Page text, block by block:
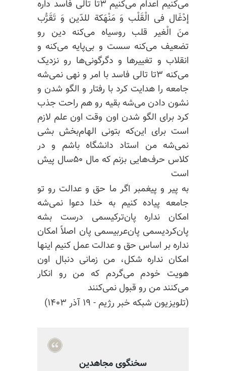
می‌کنیم اعدام می‌کنیم ۳تا تالی فاسد داره
إدْغَال فی الْقَلْب وَ مَنْهَکة للدّین وَ تَقَرُّب
منَ الْغیر قلب روسیاه می‌کنه دین رو
تضعیف می‌کنه سست و بی‌پایه می‌کنه و
انقلاب و تغییرها و دگرگونی‌ها رو نزدیک
می‌کنه ۳تا تالی فاسد با امر و نهی نمی‌شه
جامعه را هدایت کرد با رفتار و الگو شدن و
نشون دادن می‌شه بقیه رو هم راحت جذب
کرد برای الگو شدن اون وقت اون علم لازم
است برای این‌که بتونی الهام‌بخش بشی
نمی‌شه من استاد دانشگاه باشم و در
کلاس حرف‌هایی بزنم که مال ۵۰سال پیش
است
به پیر و پیغمبر اگر ما حق و عدالت رو تو
جامعه پیاده کنیم به خدا دعوا نمی‌شه
امکان نداره پان‌ترکیسمی درست بشه
پان‌کردیسمی پان‌عربیسمی پان اصلاً امکان
نداره بر اساس حق و عدالت عمل کنیم اینها
امکان نداره شکل، من زمانی دنبال اون
هویت خودم می‌گردم که من رو انکار
می‌کنند من رو قبول نمی‌کنند
(تلویزیون شبکه خبر رژیم - ۱۹ آذر ۱۴۰۳)
سخنگوی مجاهدین